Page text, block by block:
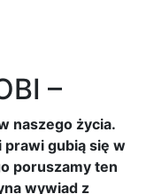
–
naszego życia.
prawi gubią się w
poruszamy ten
wywiad z